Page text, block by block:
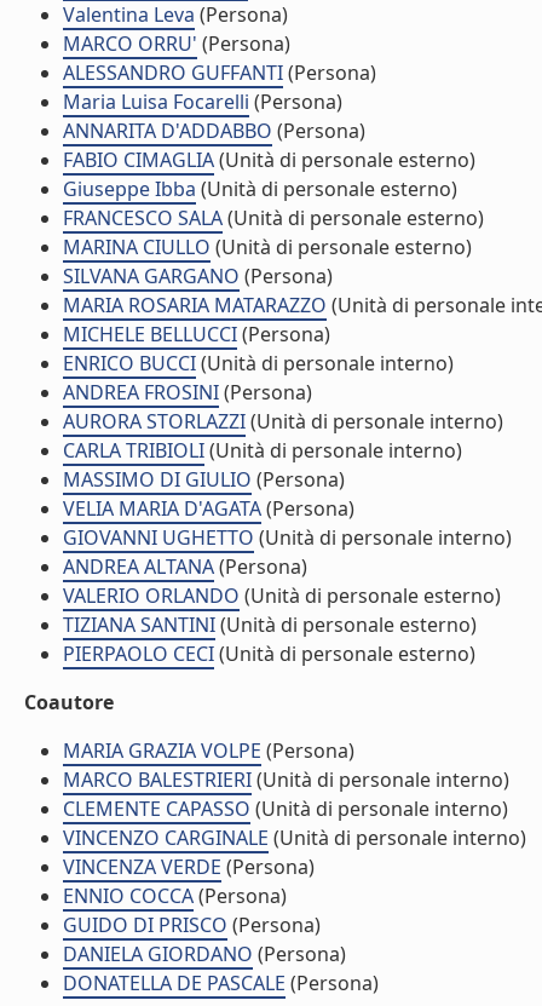
Valentina Leva (Persona)
MARCO ORRU' (Persona)
ALESSANDRO GUFFANTI(Persona)
Maria Luisa Focarelli (Persona)
ANNARITA D'ADDABBO (Persona)
FABIO CIMAGLIA(Unità di personale esterno)
Giuseppe Ibba (Unità di personale esterno)
FRANCESCO SALA(Unità di personale esterno)
MARINA CIULLO (Unità di personale esterno)
SILVANA GARGANO (Persona)
MARIA ROSARIA MATARAZZO (Unità di personale
MICHELE BELLUCCI(Persona)
ENRICO BUCCI(Unità di personale interno)
ANDREA FROSINI(Persona)
AURORA STORLAZZI(Unità di personale interno)
CARLA TRIBIOLI(Unità di personale interno)
MASSIMO DI GIULIO (Persona)
VELIA MARIA D'AGATA(Persona)
GIOVANNI UGHETTO (Unità di personale interno)
ANDREA ALTANA(Persona)
VALERIO ORLANDO (Unità di personale esterno)
TIZIANA SANTINI(Unità di personale esterno)
PIERPAOLO CECI(Unità di personale esterno)
Coautore
MARIA GRAZIA VOLPE (Persona)
MARCO BALESTRIERI(Unità di personale interno)
CLEMENTE CAPASSO (Unità di personale interno)
VINCENZO CARGINALE (Unità di personale interno)
VINCENZA VERDE (Persona)
ENNIO COCCA(Persona)
GUIDO DI PRISCO (Persona)
DANIELA GIORDANO (Persona)
DONATELLA DE PASCALE (Persona)